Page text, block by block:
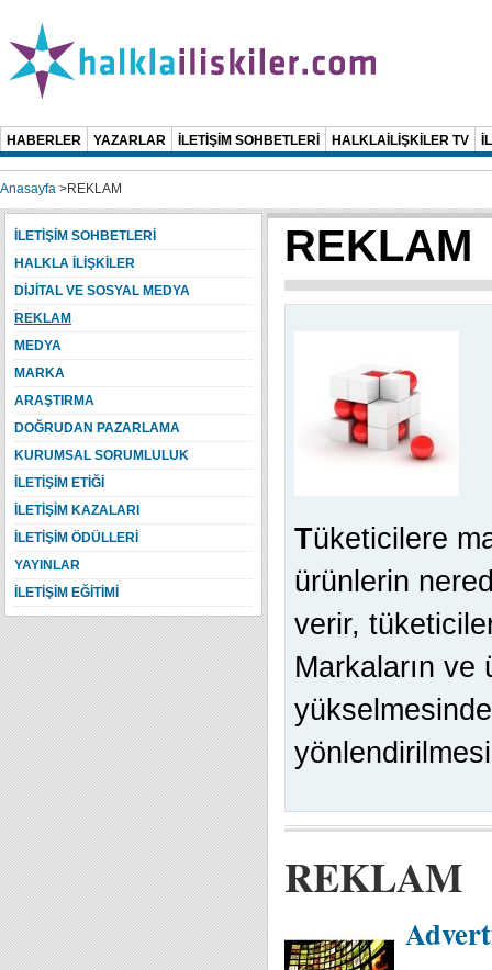
HABERLER YAZARLAR İLETİŞİM SOHBETLERİ HALKLAİLİŞKİLER TV
Anasayfa >REKLAM
REKLAM
Tüketicilere
ürünlerin
verir,
Markaların ve
REKLAM
İLETİŞİM SOHBETLERİ
HALKLA İLİŞKİLER
DİJİTAL VE SOSYAL MEDYA
REKLAM
MEDYA
MARKA
ARAŞTIRMA
DOĞRUDAN PAZARLAMA
KURUMSAL SORUMLULUK
İLETİŞİM ETİĞİ
İLETİŞİM KAZALARI
İLETİŞİM ÖDÜLLERİ
YAYINLAR
İLETİŞİM EĞİTİMİ